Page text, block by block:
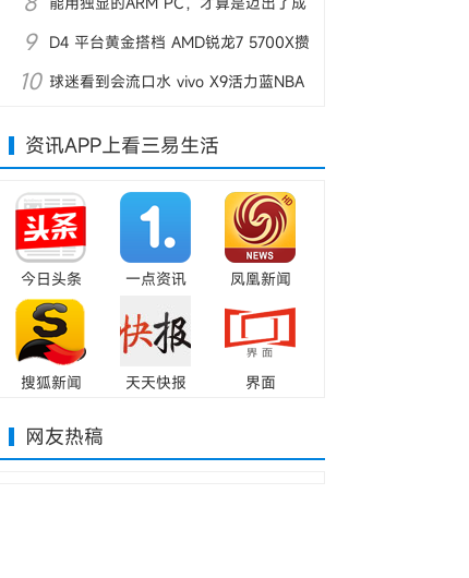
熟的第一步
9
D4 平台黄金搭档 AMD锐龙7 5700X攒
机优选
10 球迷看到会流口水 vivo X9活力蓝NBA
资讯APP上看三易生活
今日头条 一点资讯 凤凰新闻
搜狐新闻 天天快报 界面
网友热稿